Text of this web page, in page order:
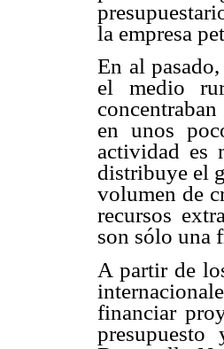
la empresa
En al
el medio
en unos
actividad es
distribuye el
volumen de
recursos
son sólo una
A partir de
financiar